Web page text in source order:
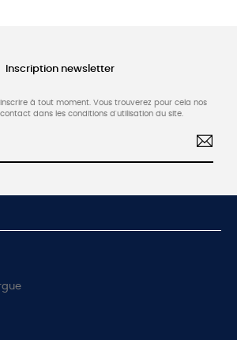
Inscription newsletter
à tout moment. Vous trouverez pour cela nos
dans les conditions d'utilisation du site.